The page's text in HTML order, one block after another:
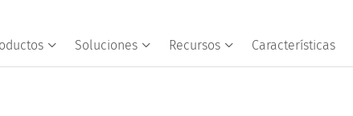
Soluciones Recursos Características